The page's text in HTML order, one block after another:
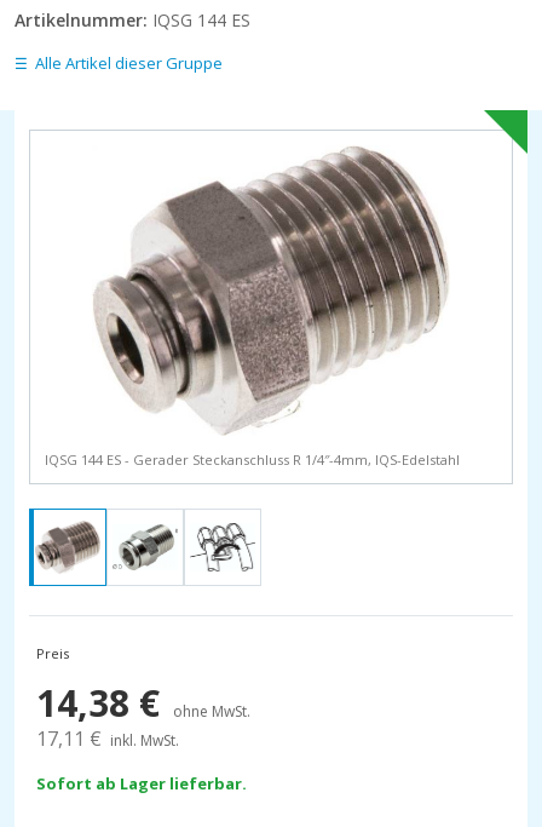
Artikelnummer: IQSG 144 ES
Alle Artikel dieser Gruppe
IQSG 144 ES - Gerader Steckanschluss R 1/4″-4mm, IQS-Edelstahl
Preis
14,38 € ohne MwSt.
17,11 € inkl. MwSt.
Sofort ab Lager lieferbar.